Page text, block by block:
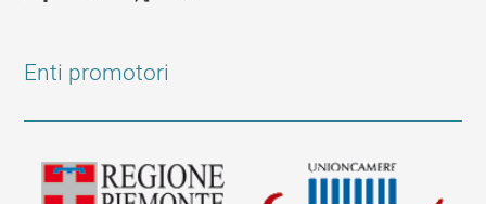
Enti promotori